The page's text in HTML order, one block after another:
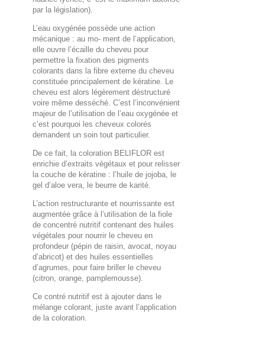
par la législation).
L’eau oxygénée possède une action
mécanique : au mo- ment de l’application,
elle ouvre l’écaille du cheveu pour
permettre la fixation des pigments
colorants dans la fibre externe du cheveu
constituée principalement de kératine. Le
cheveu est alors légèrement déstructuré
voire même desséché. C’est l’inconvénient
majeur de l’utilisation de l’eau oxygénée et
c’est pourquoi les cheveux colorés
demandent un soin tout particulier.
De ce fait, la coloration BELIFLOR est
enrichie d’extraits végétaux et pour relisser
la couche de kératine : l’huile de jojoba, le
gel d’aloe vera, le beurre de karité.
L’action restructurante et nourrissante est
augmentée grâce à l’utilisation de la fiole
de concentré nutritif contenant des huiles
végétales pour nourrir le cheveu en
profondeur (pépin de raisin, avocat, noyau
d’abricot) et des huiles essentielles
d’agrumes, pour faire briller le cheveu
(citron, orange, pamplemousse).
Ce contré nutritif est à ajouter dans le
mélange colorant, juste avant l’application
de la coloration.